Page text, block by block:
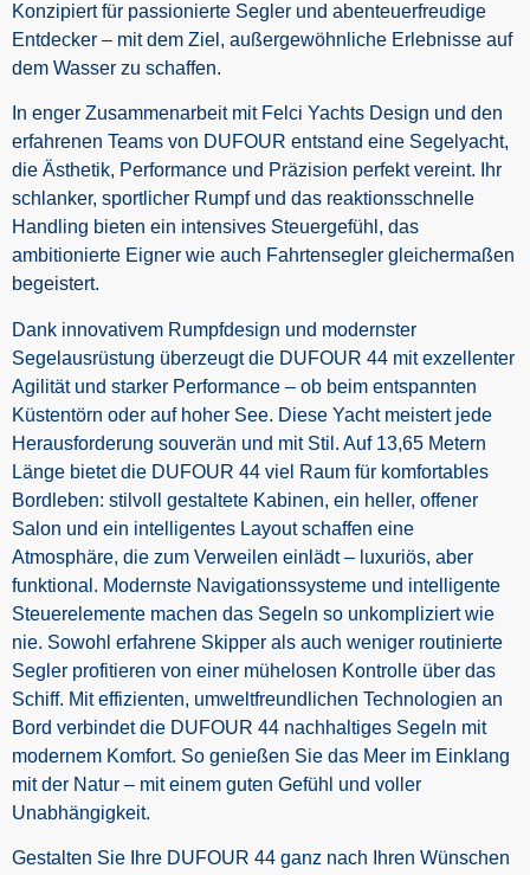
Konzipiert für passionierte Segler und abenteuerfreudige
Entdecker – mit dem Ziel, außergewöhnliche Erlebnisse auf
dem Wasser zu schaffen.
In enger Zusammenarbeit mit Felci Yachts Design und den
erfahrenen Teams von DUFOUR entstand eine Segelyacht,
die Ästhetik, Performance und Präzision perfekt vereint. Ihr
schlanker, sportlicher Rumpf und das reaktionsschnelle
Handling bieten ein intensives Steuergefühl, das
ambitionierte Eigner wie auch Fahrtensegler gleichermaßen
begeistert.
Dank innovativem Rumpfdesign und modernster
Segelausrüstung überzeugt die DUFOUR 44 mit exzellenter
Agilität und starker Performance – ob beim entspannten
Küstentörn oder auf hoher See. Diese Yacht meistert jede
Herausforderung souverän und mit Stil. Auf 13,65 Metern
Länge bietet die DUFOUR 44 viel Raum für komfortables
Bordleben: stilvoll gestaltete Kabinen, ein heller, offener
Salon und ein intelligentes Layout schaffen eine
Atmosphäre, die zum Verweilen einlädt – luxuriös, aber
funktional. Modernste Navigationssysteme und intelligente
Steuerelemente machen das Segeln so unkompliziert wie
nie. Sowohl erfahrene Skipper als auch weniger routinierte
Segler profitieren von einer mühelosen Kontrolle über das
Schiff. Mit effizienten, umweltfreundlichen Technologien an
Bord verbindet die DUFOUR 44 nachhaltiges Segeln mit
modernem Komfort. So genießen Sie das Meer im Einklang
mit der Natur – mit einem guten Gefühl und voller
Unabhängigkeit.
Gestalten Sie Ihre DUFOUR 44 ganz nach Ihren Wünschen